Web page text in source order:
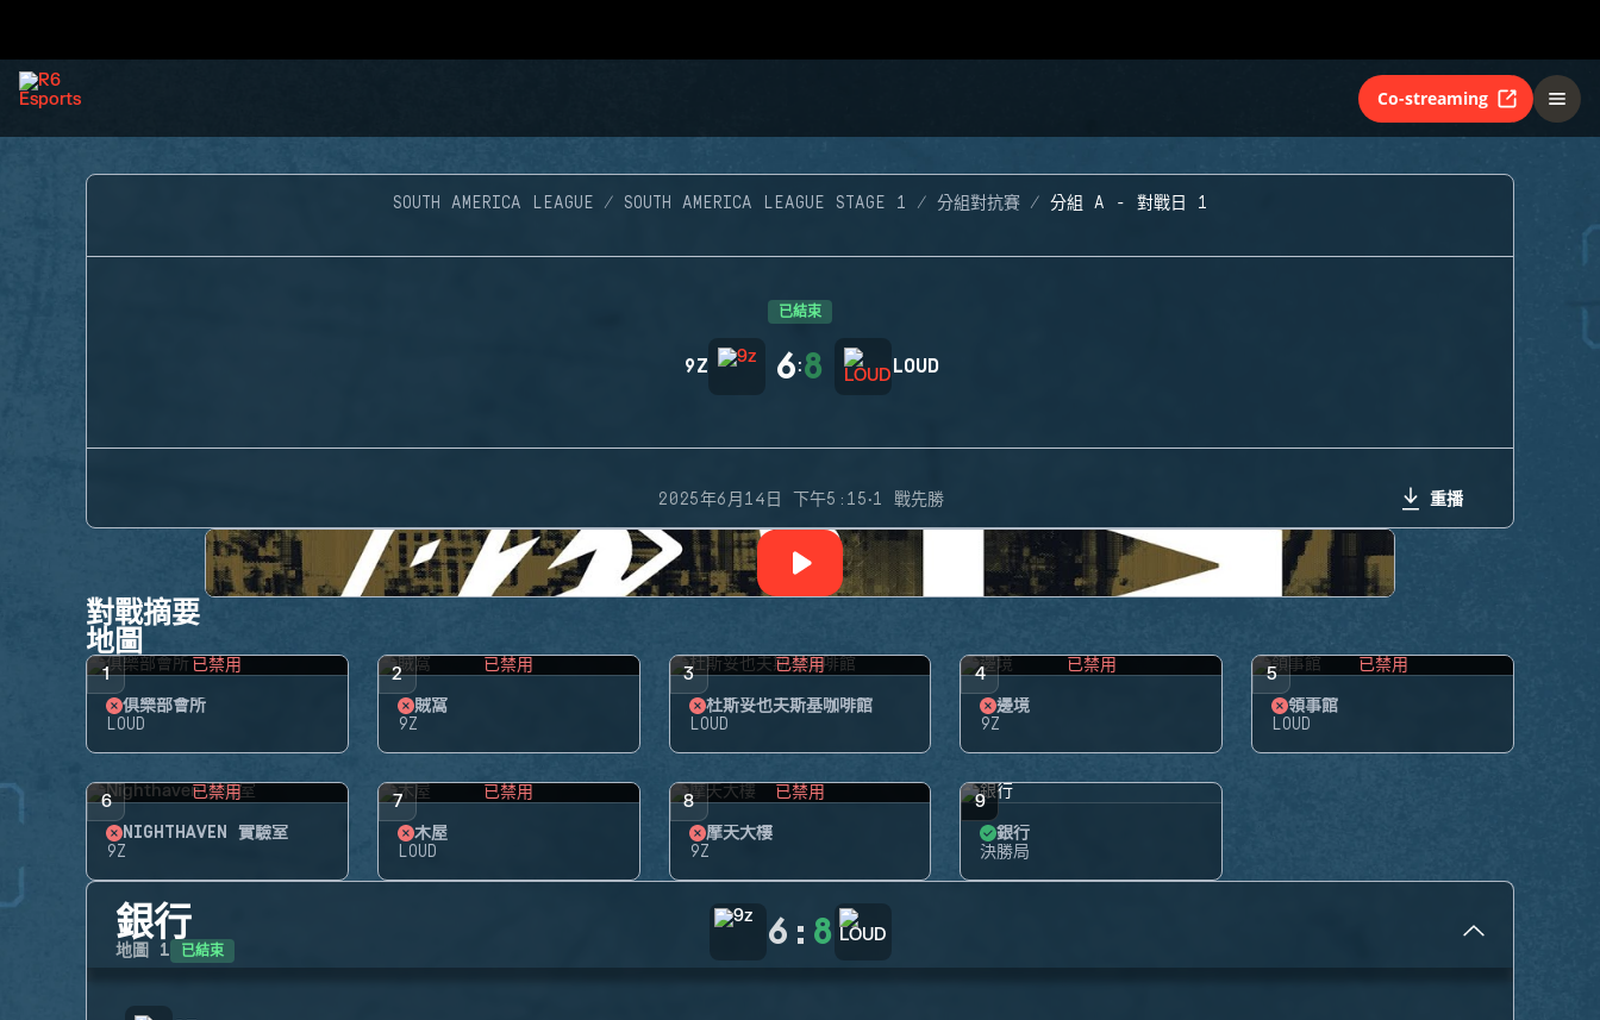
Co-streaming
SOUTH AMERICA LEAGUE SOUTH AMERICA LEAGUE STAGE 1 分組對抗賽 分組 A - 對戰日 1
已結束
9Z 6:8 LOUD
2025年6月14日 下午5:15·1 戰先勝 重播
對戰摘要
地圖
1 已禁用
俱樂部會所
LOUD
2 已禁用
賊窩
9Z
3 已禁用
杜斯妥也夫斯基咖啡館
LOUD
4 已禁用
邊境
9Z
5 已禁用
領事館
LOUD
6 已禁用
NIGHTHAVEN 實驗室
9Z
7 已禁用
木屋
LOUD
8 已禁用
摩天大樓
9Z
9
銀行
決勝局
銀行
地圖 1 已結束 6 : 8